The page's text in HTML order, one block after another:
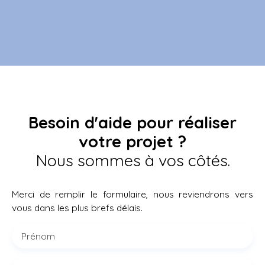
Besoin d'aide pour réaliser
votre projet ?
Nous sommes à vos côtés.
Merci de remplir le formulaire, nous reviendrons vers
vous dans les plus brefs délais.
Prénom